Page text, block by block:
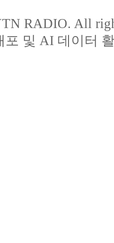
RADIO. All
포 및 AI 데이터